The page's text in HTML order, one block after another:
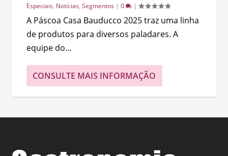
Especiais, Notícias,Segmentos |0 |
A Páscoa Casa Bauducco 2025 traz uma linha
de produtos para diversos paladares. A
equipe do...
CONSULTE MAIS INFORMAÇÃO